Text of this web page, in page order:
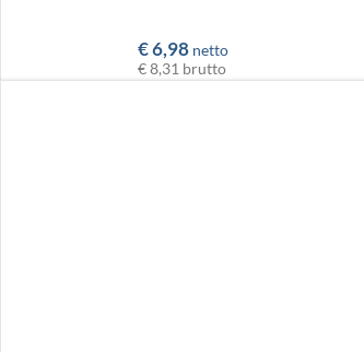
€6,98 netto
€ 8,31 brutto